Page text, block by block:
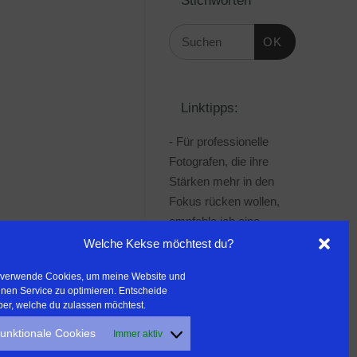
Welche Kekse möchtest du?
verwende Cookies, um meine Website und
Service zu optimieren. Entscheide
welche du zulassen möchtest.
Cookies Immer aktiv
OK
Linktipps:
- Für professionelle
Fotografen, die ihre
Stärken mehr in den
Fokus rücken wollen,
empfehle ich eine
Beratung durch Frau
Wanderfreak.de